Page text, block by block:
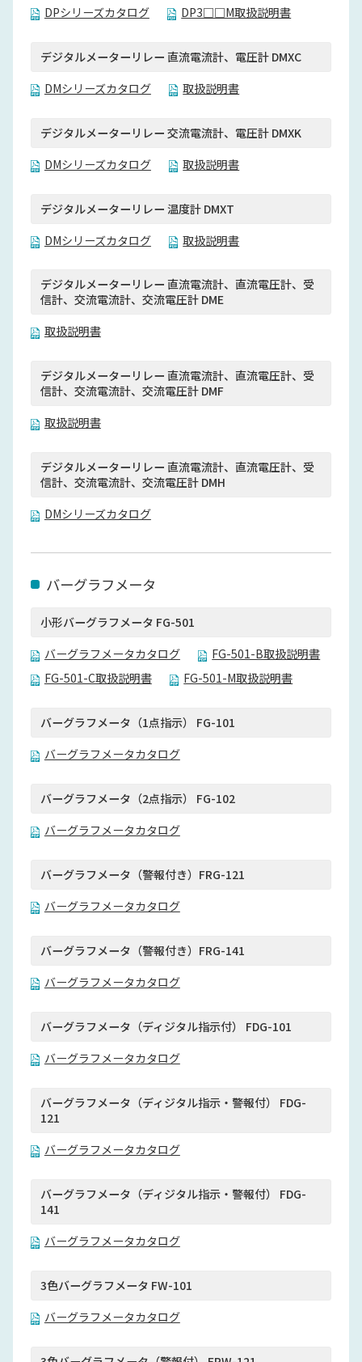
DPシリーズカタログ
DP3□□M取扱説明書
デジタルメーターリレー 直流電流計、電圧計 DMXC
DMシリーズカタログ
取扱説明書
デジタルメーターリレー 交流電流計、電圧計 DMXK
DMシリーズカタログ
取扱説明書
デジタルメーターリレー 温度計 DMXT
DMシリーズカタログ
取扱説明書
デジタルメーターリレー 直流電流計、直流電圧計、受
信計、交流電流計、交流電圧計 DME
取扱説明書
デジタルメーターリレー 直流電流計、直流電圧計、受
信計、交流電流計、交流電圧計 DMF
取扱説明書
デジタルメーターリレー 直流電流計、直流電圧計、受
信計、交流電流計、交流電圧計 DMH
DMシリーズカタログ
バーグラフメータ
小形バーグラフメータ FG-501
バーグラフメータカタログ
FG-501-B取扱説明書
FG-501-C取扱説明書
FG-501-M取扱説明書
バーグラフメータ（1点指示） FG-101
バーグラフメータカタログ
バーグラフメータ（2点指示） FG-102
バーグラフメータカタログ
バーグラフメータ（警報付き）FRG-121
バーグラフメータカタログ
バーグラフメータ（警報付き）FRG-141
バーグラフメータカタログ
バーグラフメータ（ディジタル指示付） FDG-101
バーグラフメータカタログ
バーグラフメータ（ディジタル指示・警報付） FDG-
121
バーグラフメータカタログ
バーグラフメータ（ディジタル指示・警報付） FDG-
141
バーグラフメータカタログ
3色バーグラフメータ FW-101
バーグラフメータカタログ